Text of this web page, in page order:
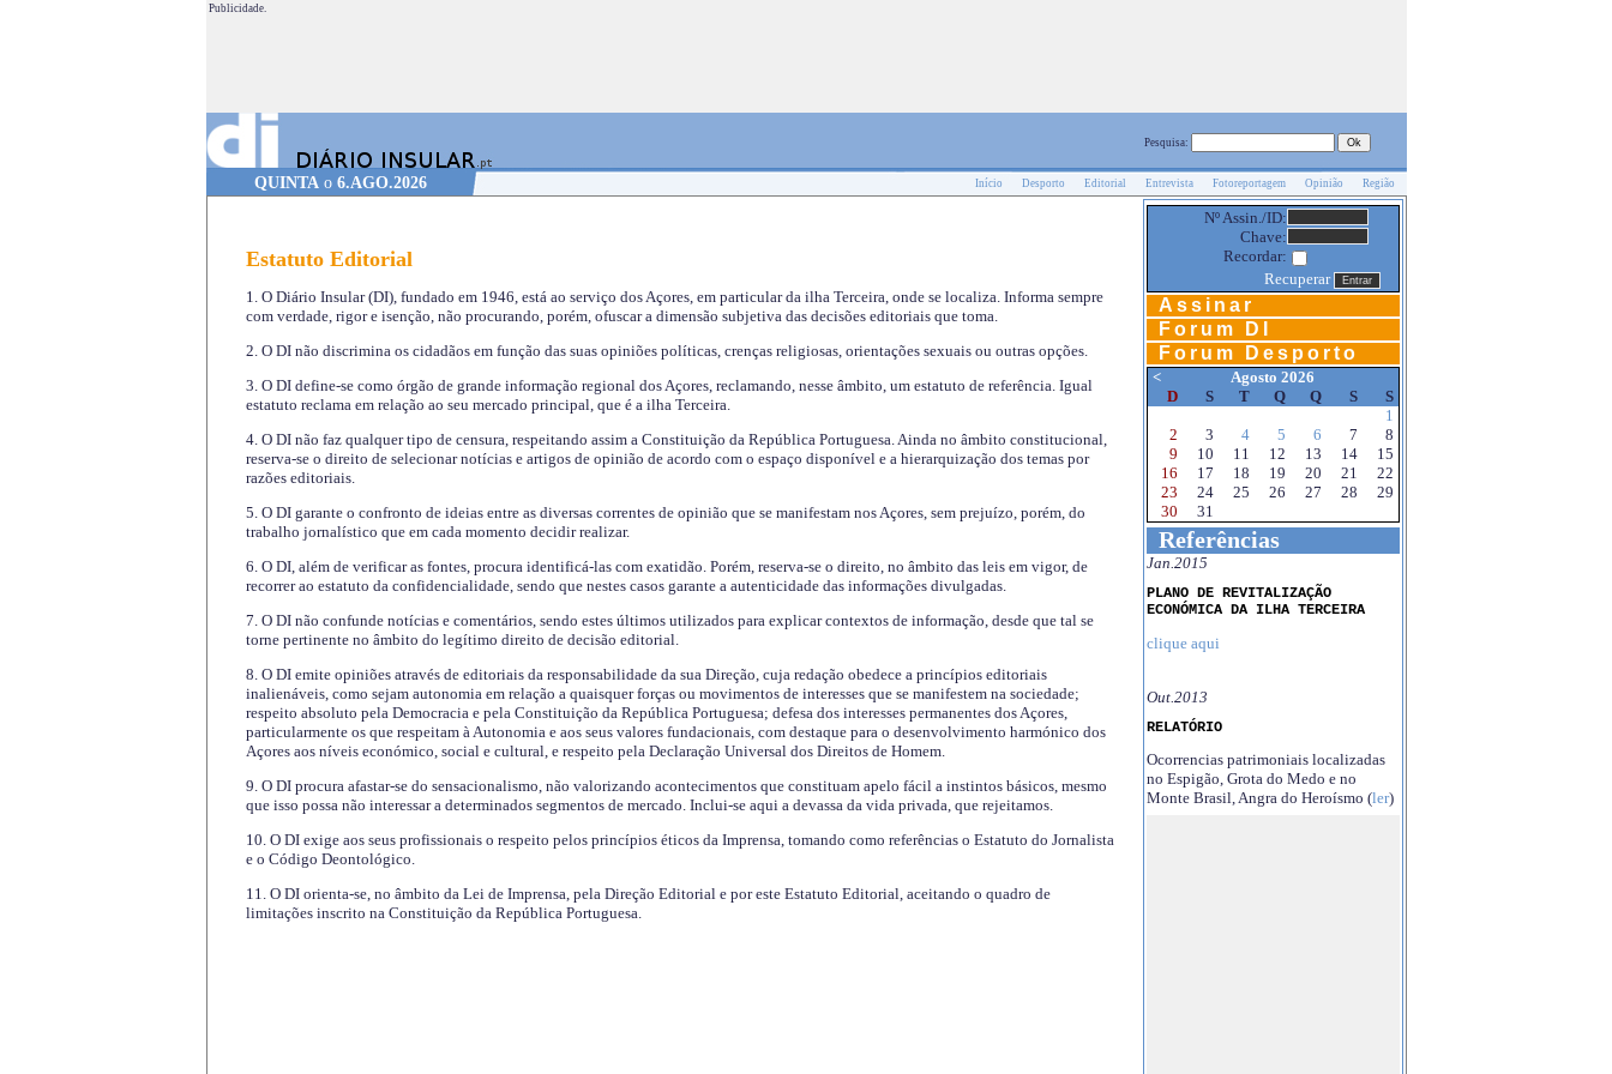
Publicidade.
Pesquisa:
QUINTA o 6.AGO.2026 Início Desporto Editorial Entrevista Fotoreportagem Opinião Região
Estatuto Editorial
1. O Diário Insular (DI), fundado em 1946, está ao serviço dos Açores, em particular da ilha Terceira, onde se localiza. Informa sempre
com verdade, rigor e isenção, não procurando, porém, ofuscar a dimensão subjetiva das decisões editoriais que toma.
2. O DI não discrimina os cidadãos em função das suas opiniões políticas, crenças religiosas, orientações sexuais ou outras opções.
3. O DI define-se como órgão de grande informação regional dos Açores, reclamando, nesse âmbito, um estatuto de referência. Igual
estatuto reclama em relação ao seu mercado principal, que é a ilha Terceira.
4. O DI não faz qualquer tipo de censura, respeitando assim a Constituição da República Portuguesa. Ainda no âmbito constitucional,
reserva-se o direito de selecionar notícias e artigos de opinião de acordo com o espaço disponível e a hierarquização dos temas por
razões editoriais.
5. O DI garante o confronto de ideias entre as diversas correntes de opinião que se manifestam nos Açores, sem prejuízo, porém, do
trabalho jornalístico que em cada momento decidir realizar.
6. O DI, além de verificar as fontes, procura identificá-las com exatidão. Porém, reserva-se o direito, no âmbito das leis em vigor, de
recorrer ao estatuto da confidencialidade, sendo que nestes casos garante a autenticidade das informações divulgadas.
7. O DI não confunde notícias e comentários, sendo estes últimos utilizados para explicar contextos de informação, desde que tal se
torne pertinente no âmbito do legítimo direito de decisão editorial.
8. O DI emite opiniões através de editoriais da responsabilidade da sua Direção, cuja redação obedece a princípios editoriais
inalienáveis, como sejam autonomia em relação a quaisquer forças ou movimentos de interesses que se manifestem na sociedade;
respeito absoluto pela Democracia e pela Constituição da República Portuguesa; defesa dos interesses permanentes dos Açores,
particularmente os que respeitam à Autonomia e aos seus valores fundacionais, com destaque para o desenvolvimento harmónico dos
Açores aos níveis económico, social e cultural, e respeito pela Declaração Universal dos Direitos de Homem.
9. O DI procura afastar-se do sensacionalismo, não valorizando acontecimentos que constituam apelo fácil a instintos básicos, mesmo
que isso possa não interessar a determinados segmentos de mercado. Inclui-se aqui a devassa da vida privada, que rejeitamos.
10. O DI exige aos seus profissionais o respeito pelos princípios éticos da Imprensa, tomando como referências o Estatuto do Jornalista
e o Código Deontológico.
11. O DI orienta-se, no âmbito da Lei de Imprensa, pela Direção Editorial e por este Estatuto Editorial, aceitando o quadro de
limitações inscrito na Constituição da República Portuguesa.
Nº Assin./ID:
Chave:
Recordar:
Recuperar
Assinar
Forum DI
Forum Desporto
<
Agosto 2026
D
S T Q Q S
S
1
2
3 4 5 6 7
8
9
10 11 12 13 14
15
16
17 18 19 20 21
22
23
24 25 26 27 28
29
30
31
Referências
Jan.2015
PLANO DE REVITALIZAÇÃO
ECONÓMICA DA ILHA TERCEIRA
clique aqui
Out.2013
RELATÓRIO
Ocorrencias patrimoniais localizadas
no Espigão, Grota do Medo e no
Monte Brasil, Angra do Heroísmo (ler)